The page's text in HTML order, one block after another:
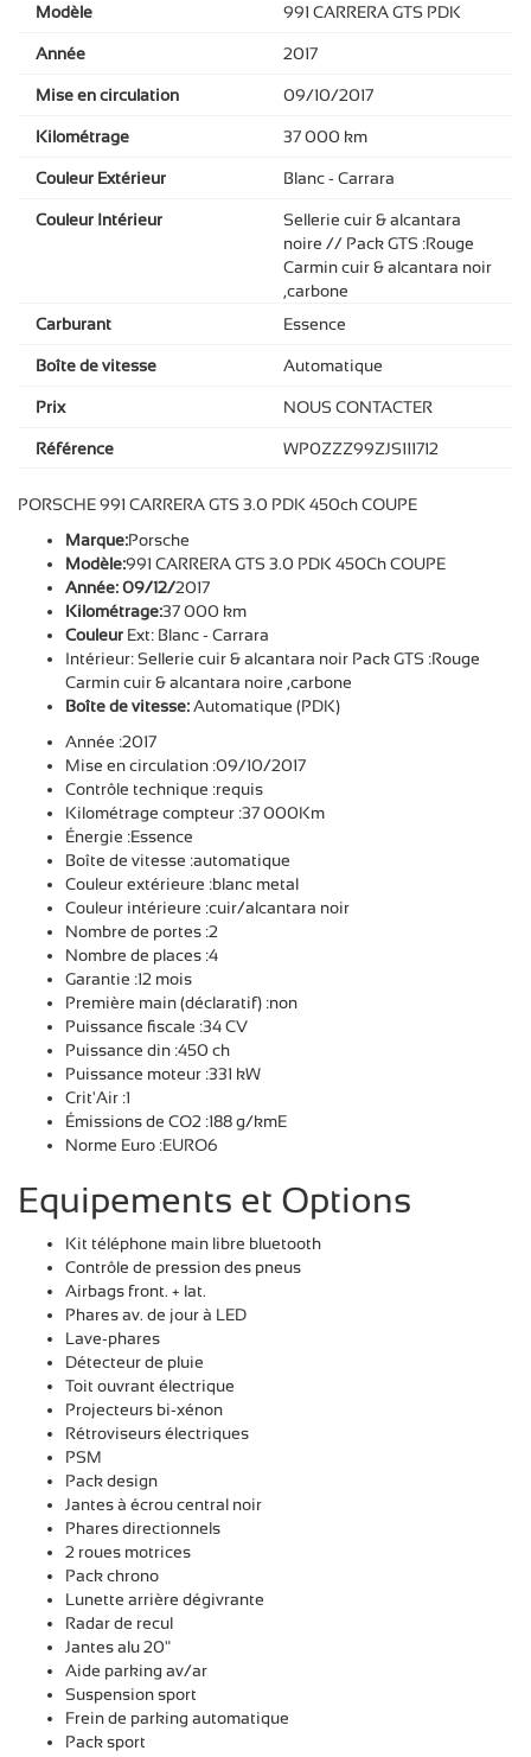
Modèle 991 CARRERA GTS PDK
Année 2017
Mise en circulation 09/10/2017
Kilométrage 37 000 km
Couleur Extérieur Blanc - Carrara
Couleur Intérieur
Sellerie cuir & alcantara
noire // Pack GTS :Rouge
Carmin cuir & alcantara noir
,carbone
Carburant
Essence
Boîte de vitesse Automatique
Prix NOUS CONTACTER
Référence WP0ZZZ99ZJS111712
PORSCHE 991 CARRERA GTS 3.0 PDK 450ch COUPE
Marque:Porsche
Modèle:991 CARRERA GTS 3.0 PDK 450Ch COUPE
Année: 09/12/2017
Kilométrage:37 000 km
Couleur Ext: Blanc - Carrara
Intérieur: Sellerie cuir & alcantara noir Pack GTS :Rouge
Carmin cuir & alcantara noire ,carbone
Boîte de vitesse:Automatique (PDK)
Année :2017
Mise en circulation :09/10/2017
Contrôle technique :requis
Kilométrage compteur :37 000Km
Énergie :Essence
Boîte de vitesse :automatique
Couleur extérieure :blanc metal
Couleur intérieure :cuir/alcantara noir
Nombre de portes :2
Nombre de places :4
Garantie :12 mois
Première main (déclaratif) :non
Puissance fiscale :34 CV
Puissance din :450 ch
Puissance moteur :331 kW
Crit'Air :1
Émissions de CO2 :188 g/kmE
Norme Euro :EURO6
Equipements et Options
Kit téléphone main libre bluetooth
Contrôle de pression des pneus
Airbags front. + lat.
Phares av. de jour à LED
Lave-phares
Détecteur de pluie
Toit ouvrant électrique
Projecteurs bi-xénon
Rétroviseurs électriques
PSM
Pack design
Jantes à écrou central noir
Phares directionnels
2 roues motrices
Pack chrono
Lunette arrière dégivrante
Radar de recul
Jantes alu 20"
Aide parking av/ar
Suspension sport
Frein de parking automatique
Pack sport